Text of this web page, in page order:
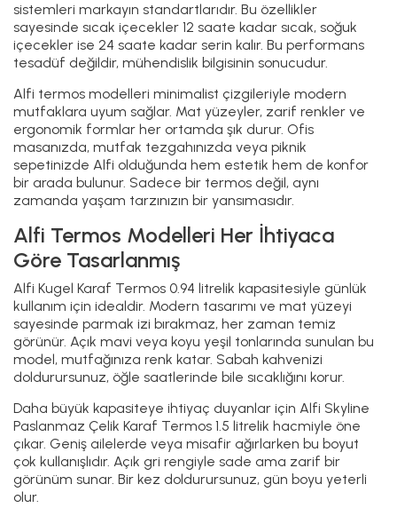
sistemleri markayın standartlarıdır. Bu özellikler
sayesinde sıcak içecekler 12 saate kadar sıcak, soğuk
içecekler ise 24 saate kadar serin kalır. Bu performans
tesadüf değildir, mühendislik bilgisinin sonucudur.
Alfi termos modelleri minimalist çizgileriyle modern
mutfaklara uyum sağlar. Mat yüzeyler, zarif renkler ve
ergonomik formlar her ortamda şık durur. Ofis
masanızda, mutfak tezgahınızda veya piknik
sepetinizde Alfi olduğunda hem estetik hem de konfor
bir arada bulunur. Sadece bir termos değil, aynı
zamanda yaşam tarzınızın bir yansımasıdır.
Alfi Termos Modelleri Her İhtiyaca
Göre Tasarlanmış
Alfi Kugel Karaf Termos 0.94 litrelik kapasitesiyle günlük
kullanım için idealdir. Modern tasarımı ve mat yüzeyi
sayesinde parmak izi bırakmaz, her zaman temiz
görünür. Açık mavi veya koyu yeşil tonlarında sunulan bu
model, mutfağınıza renk katar. Sabah kahvenizi
doldurursunuz, öğle saatlerinde bile sıcaklığını korur.
Daha büyük kapasiteye ihtiyaç duyanlar için Alfi Skyline
Paslanmaz Çelik Karaf Termos 1.5 litrelik hacmiyle öne
çıkar. Geniş ailelerde veya misafir ağırlarken bu boyut
çok kullanışlıdır. Açık gri rengiyle sade ama zarif bir
görünüm sunar. Bir kez doldurursunuz, gün boyu yeterli
olur.